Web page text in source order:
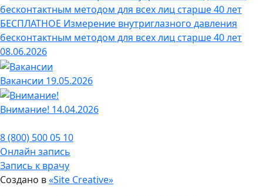
БЕСПЛАТНОЕ Измерение внутриглазного давления
бесконтактным методом для всех лиц старше 40 лет
08.06.2026
Вакансии 19.05.2026
Внимание! 14.04.2026
8 (800) 500 05 10
Онлайн запись
Запись к врачу
Создано в«Site Creative»